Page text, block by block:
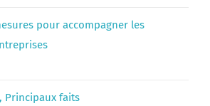
pour accompagner les
Principaux faits